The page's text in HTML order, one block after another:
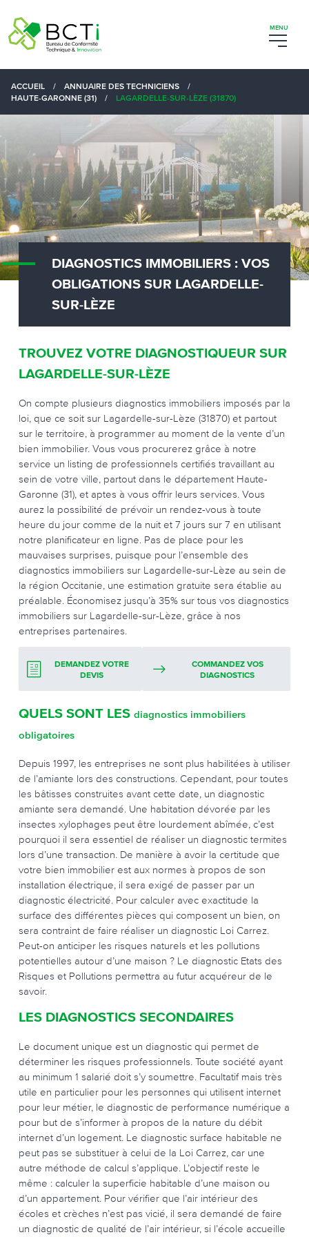
ACCUEIL / ANNUAIRE DES TECHNICIENS
/
HAUTE-GARONNE (31)
/ LAGARDELLE-SUR-LÈZE (31870)
DIAGNOSTICS IMMOBILIERS : VOS
OBLIGATIONS SUR LAGARDELLE-
SUR-LÈZE
TROUVEZ VOTRE DIAGNOSTIQUEUR SUR
LAGARDELLE-SUR-LÈZE
On compte plusieurs diagnostics immobiliers imposés par la
loi, que ce soit sur Lagardelle-sur-Lèze (31870) et partout
sur le territoire, à programmer au moment de la vente d’un
bien immobilier. Vous vous procurerez grâce à notre
service un listing de professionnels certifiés travaillant au
sein de votre ville, partout dans le département Haute-
Garonne (31), et aptes à vous offrir leurs services. Vous
aurez la possibilité de prévoir un rendez-vous à toute
heure du jour comme de la nuit et 7 jours sur 7 en utilisant
notre planificateur en ligne. Pas de place pour les
mauvaises surprises, puisque pour l’ensemble des
diagnostics immobiliers sur Lagardelle-sur-Lèze au sein de
la région Occitanie, une estimation gratuite sera établie au
préalable. Économisez jusqu’à 35% sur tous vos diagnostics
immobiliers sur Lagardelle-sur-Lèze, grâce à nos
entreprises partenaires.
DEMANDEZ VOTRE
DEVIS
COMMANDEZ VOS
DIAGNOSTICS
QUELS SONT LES diagnostics immobiliers
obligatoires
Depuis 1997, les entreprises ne sont plus habilitées à utiliser
de l’amiante lors des constructions. Cependant, pour toutes
les bâtisses construites avant cette date, un diagnostic
amiante sera demandé. Une habitation dévorée par les
insectes xylophages peut être lourdement abîmée, c’est
pourquoi il sera essentiel de réaliser un diagnostic termites
lors d’une transaction. De manière à avoir la certitude que
votre bien immobilier est aux normes à propos de son
installation électrique, il sera exigé de passer par un
diagnostic électricité. Pour calculer avec exactitude la
surface des différentes pièces qui composent un bien, on
sera contraint de faire réaliser un diagnostic Loi Carrez.
Peut-on anticiper les risques naturels et les pollutions
potentielles autour d’une maison ? Le diagnostic Etats des
Risques et Pollutions permettra au futur acquéreur de le
savoir.
LES DIAGNOSTICS SECONDAIRES
Le document unique est un diagnostic qui permet de
déterminer les risques professionnels. Toute société ayant
au minimum 1 salarié doit s’y soumettre. Facultatif mais très
utile en particulier pour les personnes qui utilisent internet
pour leur métier, le diagnostic de performance numérique a
pour but de s’informer à propos de la nature du débit
internet d’un logement. Le diagnostic surface habitable ne
peut pas se substituer à celui de la Loi Carrez, car une
autre méthode de calcul s’applique. L’objectif reste le
même : calculer la superficie habitable d’une maison ou
d’un appartement. Pour vérifier que l’air intérieur des
écoles et crèches n’est pas vicié, il sera demandé de faire
un diagnostic de qualité de l’air intérieur, si l’école accueille